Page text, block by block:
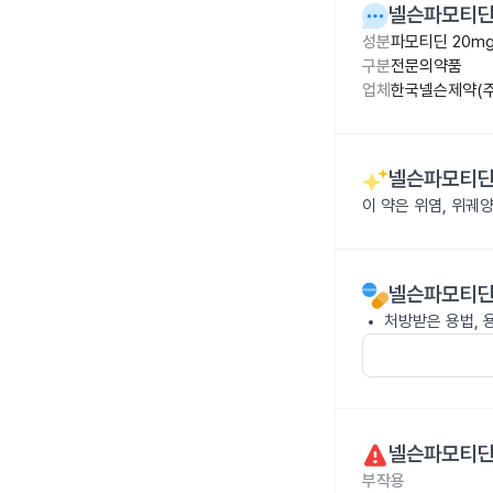
넬슨파모티
성분파모티딘
구분전문의약품
업체 한국넬슨제약(
넬슨파모티
이 약은 위염, 위궤
넬슨파모티
처방받은 용법,
넬슨파모티
부작용